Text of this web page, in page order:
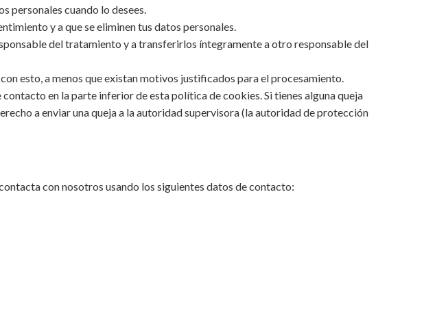
personales cuando lo desees.
y a que se eliminen tus datos personales.
del tratamiento y a transferirlos íntegramente a otro responsable del
esto, a menos que existan motivos justificados para el procesamiento.
en la parte inferior de esta política de cookies. Si tienes alguna queja
a enviar una queja a la autoridad supervisora (la autoridad de protección
con nosotros usando los siguientes datos de contacto: